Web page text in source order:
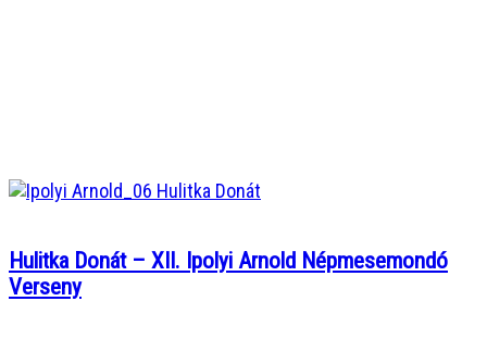
Hulitka Donát – XII. Ipolyi Arnold Népmesemondó
Verseny